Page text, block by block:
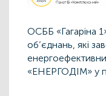
ОСББ «Гагаріна
об’єднань, які
«ЕНЕРГОДІМ» у